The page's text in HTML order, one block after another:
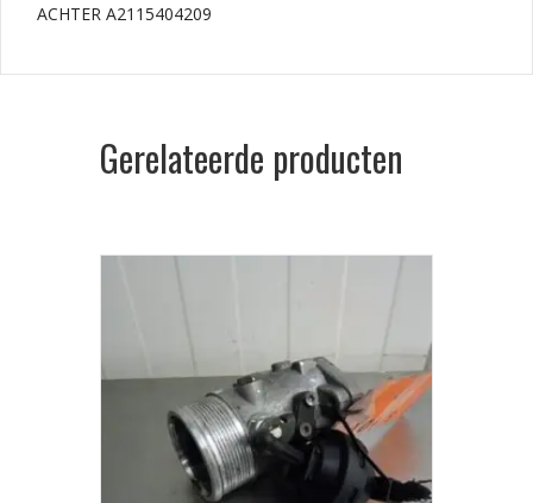
ACHTER A2115404209
Gerelateerde producten